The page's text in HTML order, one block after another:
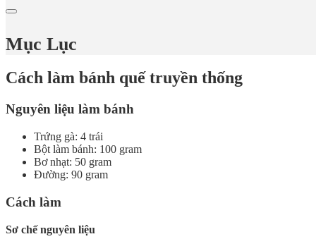
Mục Lục
Cách làm bánh quế truyền thống
Nguyên liệu làm bánh
Trứng gà: 4 trái
Bột làm bánh: 100 gram
Bơ nhạt: 50 gram
Đường: 90 gram
Cách làm
Sơ chế nguyên liệu